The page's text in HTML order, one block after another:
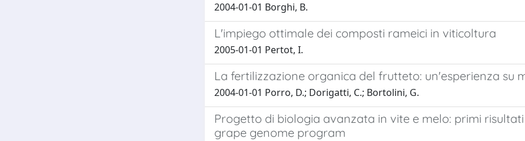
2004-01-01 Borghi, B.
L'impiego ottimale dei composti rameici in viticoltura
2005-01-01 Pertot, I.
La fertilizzazione organica del frutteto: un'esperienza su
2004-01-01 Porro, D.; Dorigatti, C.; Bortolini, G.
Progetto di biologia avanzata in vite e melo: primi
grape genome program